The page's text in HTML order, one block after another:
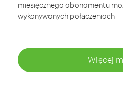
miesięcznego abonamentu
wykonywanych połączeniach
Więcej